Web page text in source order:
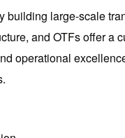
building large-scale
and OTFs offer a
operational